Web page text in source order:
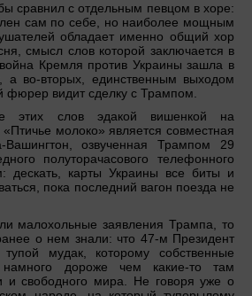
сравнил с отдельным певцом в хоре:
сам по себе, но наиболее мощным
обладает именно общий хор
смысл слов которой заключается в
Кремля против Украины зашла в
а во-вторых, единственным выходом
фюрер видит сделку с Трампом.
этих слов эдакой вишенкой на
молоко» является совместная
Вашингтон, озвученная Трампом 29
полуторачасового телефонного
дескать, карты Украины все биты и
пока последний вагон поезда не
малохольные заявления Трампа, то
о нем знали: что 47-м Президент
мудак, которому собственные
дороже чем какие-то там
и свободного мира. Не говоря уже о